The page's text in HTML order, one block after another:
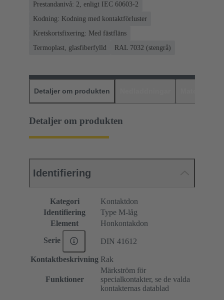
Prestandanivå: 2, enligt IEC 60603-2
Kodning: Kodning med kontaktförluster
Kretskortsfixering: Med fästfläns
Termoplast, glasfiberfylld
RAL 7032 (stengrå)
Detaljer om produkten
Detaljer om produkten
Identifiering
Kategori
Kontaktdon
Identifiering
Type M-låg
Element
Honkontakdon
Serie DIN 41612
Kontaktbeskrivning Rak
Funktioner
Märkström för
specialkontakter, se de valda
kontakternas datablad